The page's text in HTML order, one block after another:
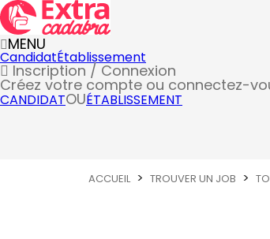
MENU
CandidatÉtablissement
Inscription / Connexion
Créez votre compte ou connectez-
CANDIDATOUÉTABLISSEMENT
ACCUEIL TROUVER UN JOB